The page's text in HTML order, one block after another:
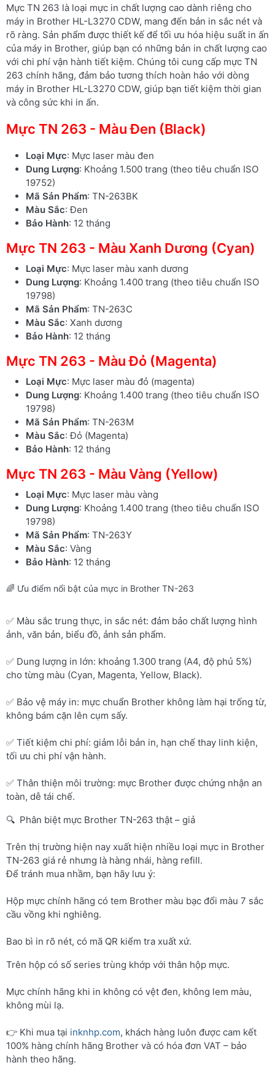
Mực TN 263 là loại mực in chất lượng cao dành riêng cho
máy in Brother HL-L3270 CDW, mang đến bản in sắc nét và
rõ ràng. Sản phẩm được thiết kế để tối ưu hóa hiệu suất in ấn
của máy in Brother, giúp bạn có những bản in chất lượng cao
với chi phí vận hành tiết kiệm. Chúng tôi cung cấp mực TN
263 chính hãng, đảm bảo tương thích hoàn hảo với dòng
máy in Brother HL-L3270 CDW, giúp bạn tiết kiệm thời gian
và công sức khi in ấn.
Mực TN 263 - Màu Đen (Black)
Loại Mực: Mực laser màu đen
Dung Lượng: Khoảng 1.500 trang (theo tiêu chuẩn ISO
19752)
Mã Sản Phẩm: TN-263BK
Màu Sắc: Đen
Bảo Hành: 12 tháng
Mực TN 263 - Màu Xanh Dương (Cyan)
Loại Mực: Mực laser màu xanh dương
Dung Lượng: Khoảng 1.400 trang (theo tiêu chuẩn ISO
19798)
Mã Sản Phẩm: TN-263C
Màu Sắc: Xanh dương
Bảo Hành: 12 tháng
Mực TN 263 - Màu Đỏ (Magenta)
Loại Mực: Mực laser màu đỏ (magenta)
Dung Lượng: Khoảng 1.400 trang (theo tiêu chuẩn ISO
19798)
Mã Sản Phẩm: TN-263M
Màu Sắc: Đỏ (Magenta)
Bảo Hành: 12 tháng
Mực TN 263 - Màu Vàng (Yellow)
Loại Mực: Mực laser màu vàng
Dung Lượng: Khoảng 1.400 trang (theo tiêu chuẩn ISO
19798)
Mã Sản Phẩm: TN-263Y
Màu Sắc: Vàng
Bảo Hành: 12 tháng
🌈 Ưu điểm nổi bật của mực in Brother TN-263
✅ Màu sắc trung thực, in sắc nét: đảm bảo chất lượng hình
ảnh, văn bản, biểu đồ, ảnh sản phẩm.
✅ Dung lượng in lớn: khoảng 1.300 trang (A4, độ phủ 5%)
cho từng màu (Cyan, Magenta, Yellow, Black).
✅ Bảo vệ máy in: mực chuẩn Brother không làm hại trống từ,
không bám cặn lên cụm sấy.
✅ Tiết kiệm chi phí: giảm lỗi bản in, hạn chế thay linh kiện,
tối ưu chi phí vận hành.
✅ Thân thiện môi trường: mực Brother được chứng nhận an
toàn, dễ tái chế.
🔍 Phân biệt mực Brother TN-263 thật – giả
Trên thị trường hiện nay xuất hiện nhiều loại mực in Brother
TN-263 giá rẻ nhưng là hàng nhái, hàng refill.
Để tránh mua nhầm, bạn hãy lưu ý:
Hộp mực chính hãng có tem Brother màu bạc đổi màu 7 sắc
cầu vồng khi nghiêng.
Bao bì in rõ nét, có mã QR kiểm tra xuất xứ.
Trên hộp có số series trùng khớp với thân hộp mực.
Mực chính hãng khi in không có vệt đen, không lem màu,
không mùi lạ.
👉 Khi mua tại inknhp.com, khách hàng luôn được cam kết
100% hàng chính hãng Brother và có hóa đơn VAT – bảo
hành theo hãng.